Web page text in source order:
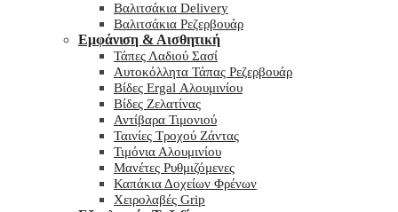
Βαλιτσάκια Delivery
Βαλιτσάκια Ρεζερβουάρ
Εμφάνιση & Αισθητική
Τάπες Λαδιού Σασί
Αυτοκόλλητα Τάπας Ρεζερβουάρ
Βίδες Ergal Αλουμινίου
Βίδες Ζελατίνας
Αντίβαρα Τιμονιού
Ταινίες Τροχού Ζάντας
Τιμόνια Αλουμινίου
Μανέτες Ρυθμιζόμενες
Καπάκια Δοχείων Φρένων
Χειρολαβές Grip